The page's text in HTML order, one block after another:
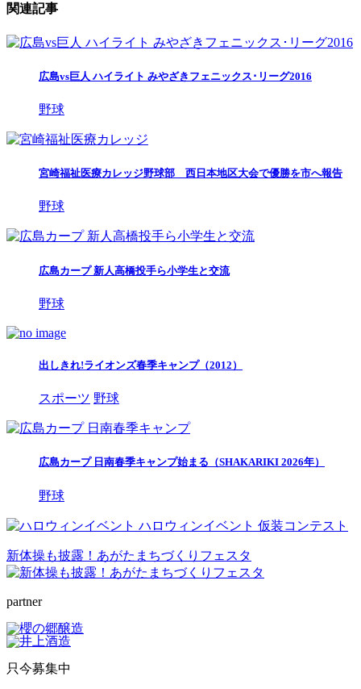
関連記事
広島vs巨人 ハイライト みやざきフェニックス･リーグ2016
野球
宮崎福祉医療カレッジ野球部 西日本地区大会で優勝を市へ報告
野球
広島カープ 新人高橋投手ら小学生と交流
野球
出しきれ!ライオンズ春季キャンプ（2012）
スポーツ 野球
広島カープ 日南春季キャンプ始まる（SHAKARIKI 2026年）
野球
ハロウィンイベント 仮装コンテスト
新体操も披露！あがたまちづくりフェスタ
partner
只今募集中